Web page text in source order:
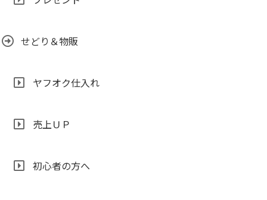
せどり＆物販
ヤフオク仕入れ
売上ＵＰ
初心者の方へ